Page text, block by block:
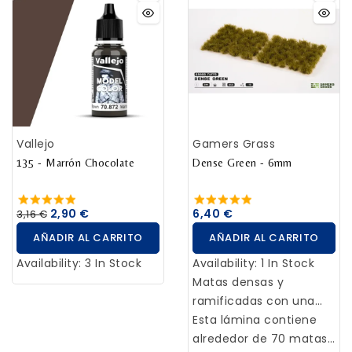
Vallejo
135 - Marrón Chocolate
3,16 € 2,90 €
AÑADIR AL CARRITO
Availability: 3 In Stock
Gamers Grass
Dense Green - 6mm
6,40 €
AÑADIR AL CARRITO
Availability: 1 In Stock
Matas densas y
ramificadas con una
mezcla de diferentes
tonos de verde. Ideales
Esta lámina contiene
alrededor de 70 matas